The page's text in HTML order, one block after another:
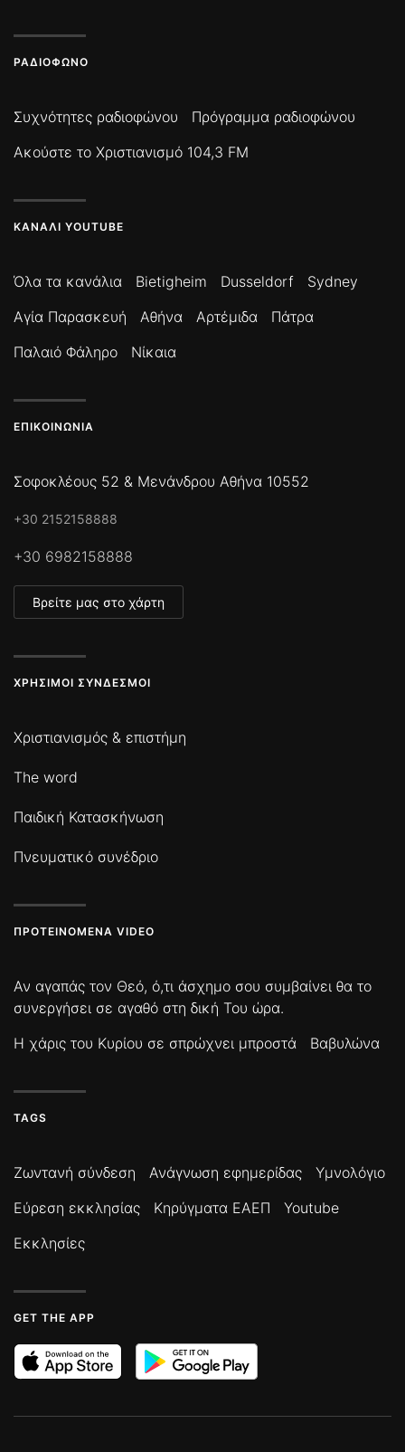
ΡΑΔΙΌΦΩΝΟ
Συχνότητες ραδιοφώνου
Πρόγραμμα ραδιοφώνου
Ακούστε το Χριστιανισμό 104,3 FM
ΚΑΝΆΛΙ YOUTUBE
Όλα τα κανάλια Bietigheim Dusseldorf
Sydney
Αγία Παρασκευή
Αθήνα Αρτέμιδα
Πάτρα
Παλαιό Φάληρο
Νίκαια
ΕΠΙΚΟΙΝΩΝΊΑ
Σοφοκλέους 52 & Μενάνδρου Αθήνα 10552
+30 2152158888
+30 6982158888
Βρείτε μας στο χάρτη
ΧΡΉΣΙΜΟΙ ΣΎΝΔΕΣΜΟΙ
Χριστιανισμός & επιστήμη
The word
Παιδική Κατασκήνωση
Πνευματικό συνέδριο
ΠΡΟΤΕΙΝΌΜΕΝΑ VIDEO
Αν αγαπάς τον Θεό, ό,τι άσχημο σου συμβαίνει θα το
συνεργήσει σε αγαθό στη δική Του ώρα.
Η χάρις του Κυρίου σε σπρώχνει μπροστά
Βαβυλώνα
TAGS
Ζωντανή σύνδεση Ανάγνωση εφημερίδας
Υμνολόγιο
Εύρεση εκκλησίας
Κηρύγματα ΕΑΕΠ
Youtube
Εκκλησίες
GET THE APP